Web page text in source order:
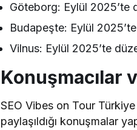
Göteborg: Eylül 2025’te
Budapeşte: Eylül
Vilnus: Eylül 2025’te
Konuşmacılar
SEO Vibes on Tour
paylaşıldığı konuşmalar